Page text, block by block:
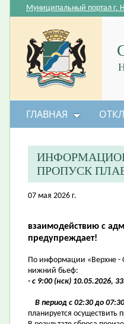
Муниципальный портал г.
ГЛАВНАЯ
ПРОПУСК
07 мая 2026 г.
взаимодействию с
предупреждает!
По информации «Верхне -
нижний бьеф:
- с 9:00 (нск) 10.05.2026,
В период с 02:30 до
планируется осуществить